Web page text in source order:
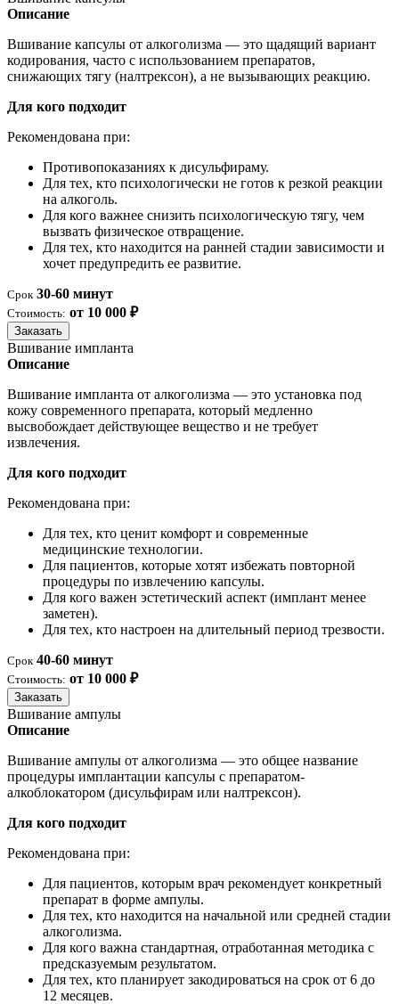
Описание
Вшивание капсулы от алкоголизма — это щадящий вариант
кодирования, часто с использованием препаратов,
снижающих тягу (налтрексон), а не вызывающих реакцию.
Для кого подходит
Рекомендована при:
Противопоказаниях к дисульфираму.
Для тех, кто психологически не готов к резкой реакции
на алкоголь.
Для кого важнее снизить психологическую тягу, чем
вызвать физическое отвращение.
Для тех, кто находится на ранней стадии зависимости и
хочет предупредить ее развитие.
Срок 30-60 минут
Стоимость: от 10 000 ₽
Заказать
Вшивание импланта
Описание
Вшивание импланта от алкоголизма — это установка под
кожу современного препарата, который медленно
высвобождает действующее вещество и не требует
извлечения.
Для кого подходит
Рекомендована при:
Для тех, кто ценит комфорт и современные
медицинские технологии.
Для пациентов, которые хотят избежать повторной
процедуры по извлечению капсулы.
Для кого важен эстетический аспект (имплант менее
заметен).
Для тех, кто настроен на длительный период трезвости.
Срок 40-60 минут
Стоимость: от 10 000 ₽
Заказать
Вшивание ампулы
Описание
Вшивание ампулы от алкоголизма — это общее название
процедуры имплантации капсулы с препаратом-
алкоблокатором (дисульфирам или налтрексон).
Для кого подходит
Рекомендована при:
Для пациентов, которым врач рекомендует конкретный
препарат в форме ампулы.
Для тех, кто находится на начальной или средней стадии
алкоголизма.
Для кого важна стандартная, отработанная методика с
предсказуемым результатом.
Для тех, кто планирует закодироваться на срок от 6 до
12 месяцев.